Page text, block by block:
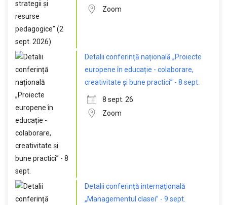
Zoom
Detalii conferință națională „Proiecte
europene în educație - colaborare,
creativitate și bune practici” - 8 sept.
8 sept. 26
Zoom
Detalii conferință internațională
„Managementul clasei” - 9 sept.